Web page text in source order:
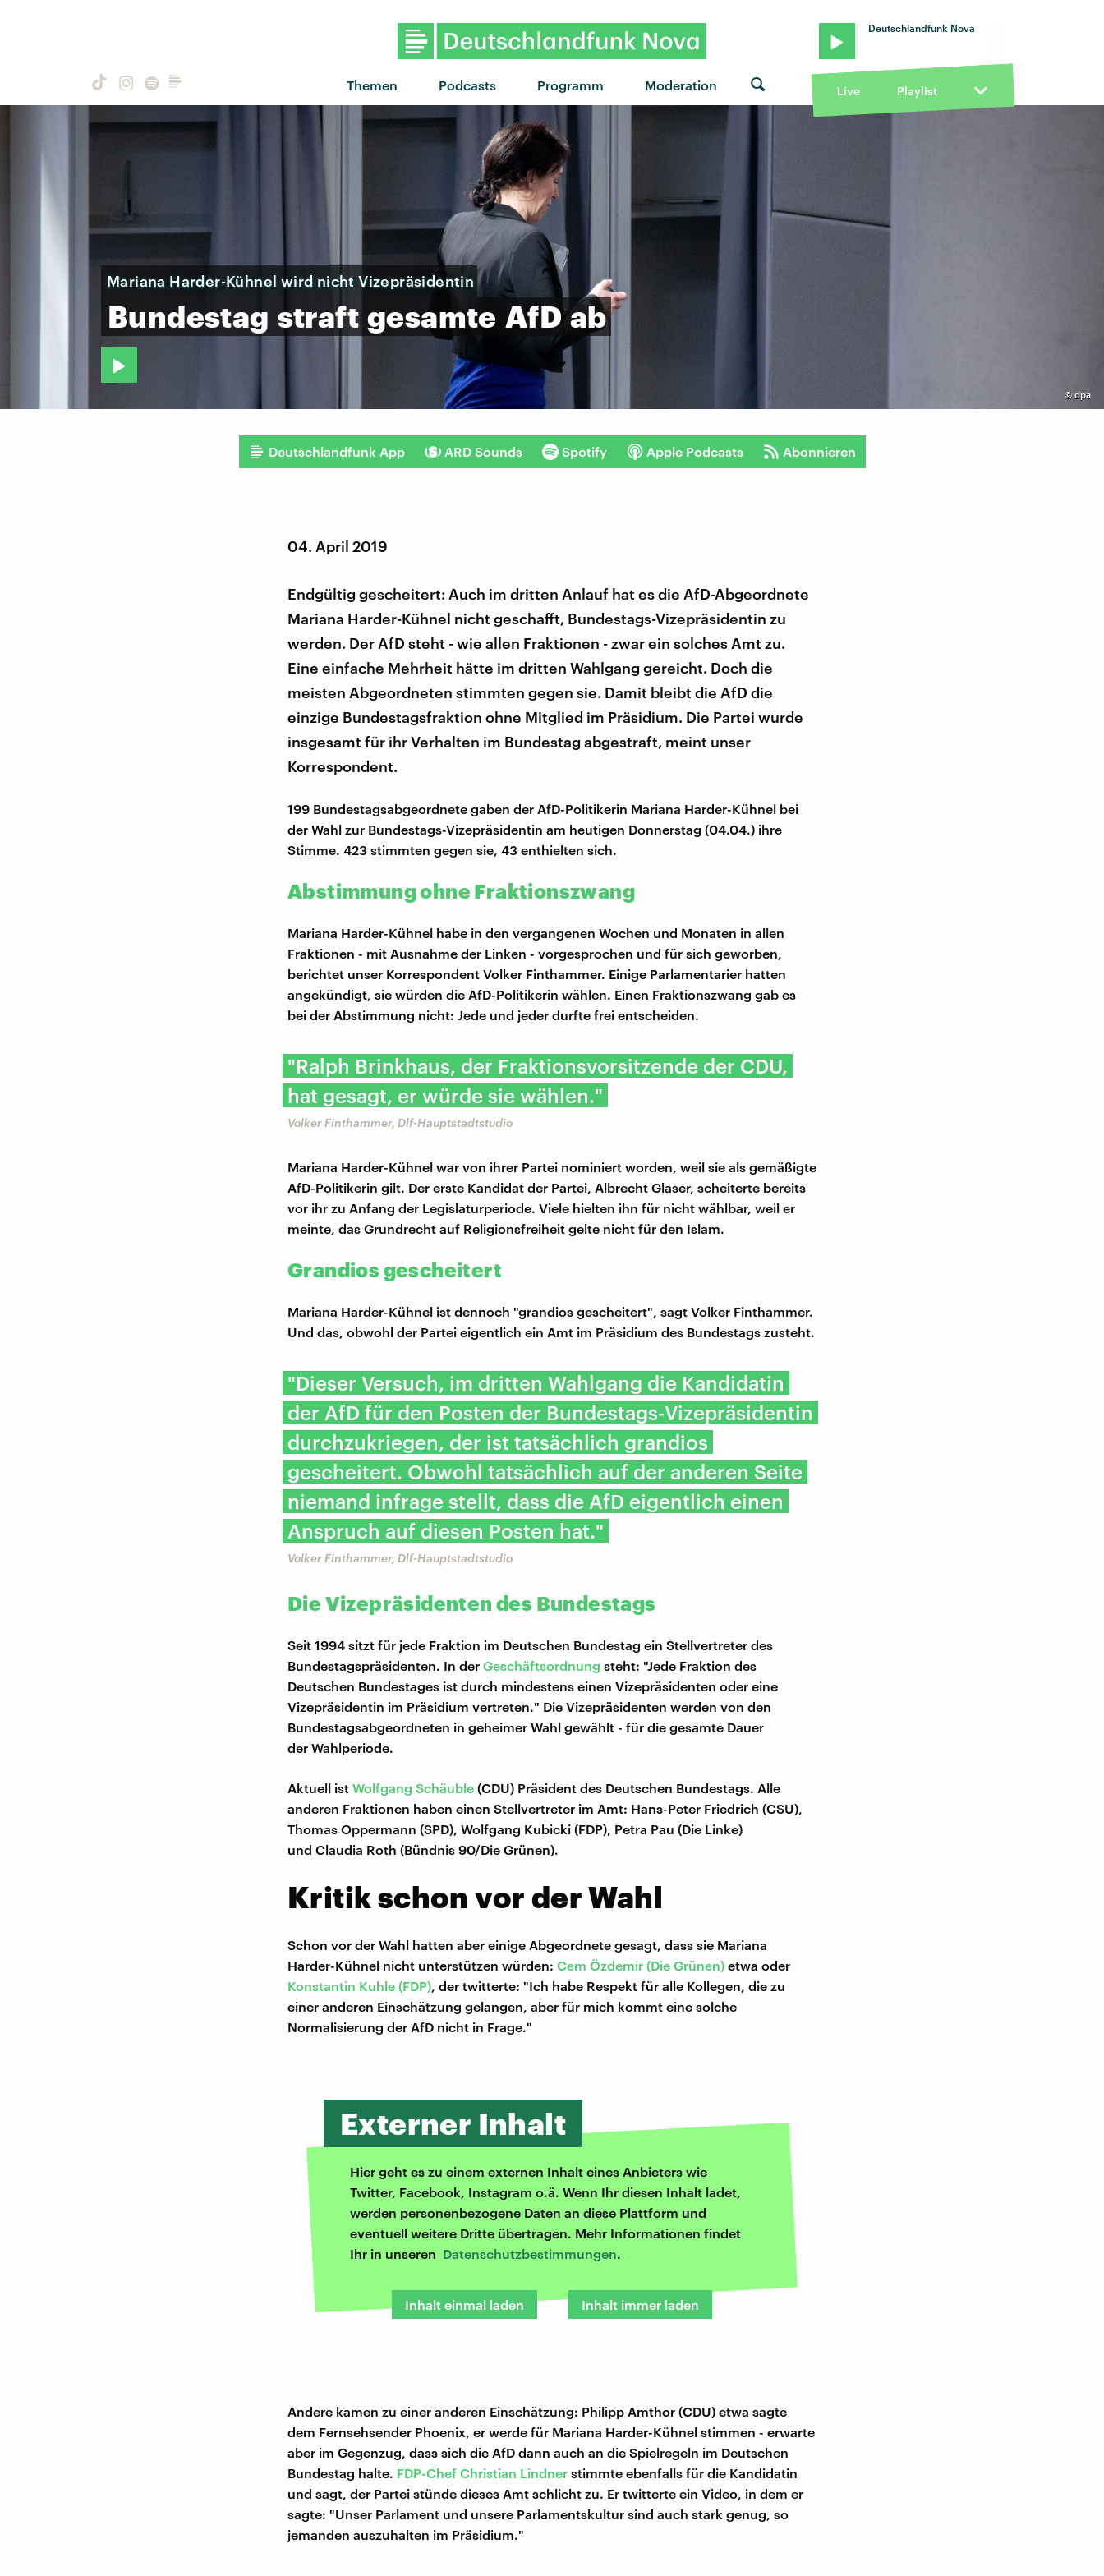
Themen Podcasts Programm Moderation
Deutschlandfunk Nova
Live Playlist
© dpa
Mariana Harder-Kühnel wird nicht Vizepräsidentin
Bundestag straft gesamte AfD ab
Deutschlandfunk App ARD Sounds Spotify Apple Podcasts Abonnieren
04. April 2019
Endgültig gescheitert: Auch im dritten Anlauf hat es die AfD-Abgeordnete
Mariana Harder-Kühnel nicht geschafft, Bundestags-Vizepräsidentin zu
werden. Der AfD steht - wie allen Fraktionen - zwar ein solches Amt zu.
Eine einfache Mehrheit hätte im dritten Wahlgang gereicht. Doch die
meisten Abgeordneten stimmten gegen sie. Damit bleibt die AfD die
einzige Bundestagsfraktion ohne Mitglied im Präsidium. Die Partei wurde
insgesamt für ihr Verhalten im Bundestag abgestraft, meint unser
Korrespondent.
199 Bundestagsabgeordnete gaben der AfD-Politikerin Mariana Harder-Kühnel bei
der Wahl zur Bundestags-Vizepräsidentin am heutigen Donnerstag (04.04.) ihre
Stimme. 423 stimmten gegen sie, 43 enthielten sich.
Abstimmung ohne Fraktionszwang
Mariana Harder-Kühnel habe in den vergangenen Wochen und Monaten in allen
Fraktionen - mit Ausnahme der Linken - vorgesprochen und für sich geworben,
berichtet unser Korrespondent Volker Finthammer. Einige Parlamentarier hatten
angekündigt, sie würden die AfD-Politikerin wählen. Einen Fraktionszwang gab es
bei der Abstimmung nicht: Jede und jeder durfte frei entscheiden.
"Ralph Brinkhaus, der Fraktionsvorsitzende der CDU,
hat gesagt, er würde sie wählen."
Volker Finthammer, Dlf-Hauptstadtstudio
Mariana Harder-Kühnel war von ihrer Partei nominiert worden, weil sie als gemäßigte
AfD-Politikerin gilt. Der erste Kandidat der Partei, Albrecht Glaser, scheiterte bereits
vor ihr zu Anfang der Legislaturperiode. Viele hielten ihn für nicht wählbar, weil er
meinte, das Grundrecht auf Religionsfreiheit gelte nicht für den Islam.
Grandios gescheitert
Mariana Harder-Kühnel ist dennoch "grandios gescheitert", sagt Volker Finthammer.
Und das, obwohl der Partei eigentlich ein Amt im Präsidium des Bundestags zusteht.
"Dieser Versuch, im dritten Wahlgang die Kandidatin
der AfD für den Posten der Bundestags-Vizepräsidentin
durchzukriegen, der ist tatsächlich grandios
gescheitert. Obwohl tatsächlich auf der anderen Seite
niemand infrage stellt, dass die AfD eigentlich einen
Anspruch auf diesen Posten hat."
Volker Finthammer, Dlf-Hauptstadtstudio
Die Vizepräsidenten des Bundestags
Seit 1994 sitzt für jede Fraktion im Deutschen Bundestag ein Stellvertreter des
Bundestagspräsidenten. In der Geschäftsordnung steht: "Jede Fraktion des
Deutschen Bundestages ist durch mindestens einen Vizepräsidenten oder eine
Vizepräsidentin im Präsidium vertreten." Die Vizepräsidenten werden von den
Bundestagsabgeordneten in geheimer Wahl gewählt - für die gesamte Dauer
der Wahlperiode.
Aktuell ist Wolfgang Schäuble (CDU) Präsident des Deutschen Bundestags. Alle
anderen Fraktionen haben einen Stellvertreter im Amt: Hans-Peter Friedrich (CSU),
Thomas Oppermann (SPD), Wolfgang Kubicki (FDP), Petra Pau (Die Linke)
und Claudia Roth (Bündnis 90/Die Grünen).
Kritik schon vor der Wahl
Schon vor der Wahl hatten aber einige Abgeordnete gesagt, dass sie Mariana
Harder-Kühnel nicht unterstützen würden: Cem Özdemir (Die Grünen) etwa oder
Konstantin Kuhle (FDP), der twitterte: "Ich habe Respekt für alle Kollegen, die zu
einer anderen Einschätzung gelangen, aber für mich kommt eine solche
Normalisierung der AfD nicht in Frage."
Externer Inhalt
Hier geht es zu einem externen Inhalt eines Anbieters wie
Twitter, Facebook, Instagram o.ä. Wenn Ihr diesen Inhalt ladet,
werden personenbezogene Daten an diese Plattform und
eventuell weitere Dritte übertragen. Mehr Informationen findet
Ihr in unseren Datenschutzbestimmungen.
Inhalt einmal laden Inhalt immer laden
Andere kamen zu einer anderen Einschätzung: Philipp Amthor (CDU) etwa sagte
dem Fernsehsender Phoenix, er werde für Mariana Harder-Kühnel stimmen - erwarte
aber im Gegenzug, dass sich die AfD dann auch an die Spielregeln im Deutschen
Bundestag halte. FDP-Chef Christian Lindner stimmte ebenfalls für die Kandidatin
und sagt, der Partei stünde dieses Amt schlicht zu. Er twitterte ein Video, in dem er
sagte: "Unser Parlament und unsere Parlamentskultur sind auch stark genug, so
jemanden auszuhalten im Präsidium."